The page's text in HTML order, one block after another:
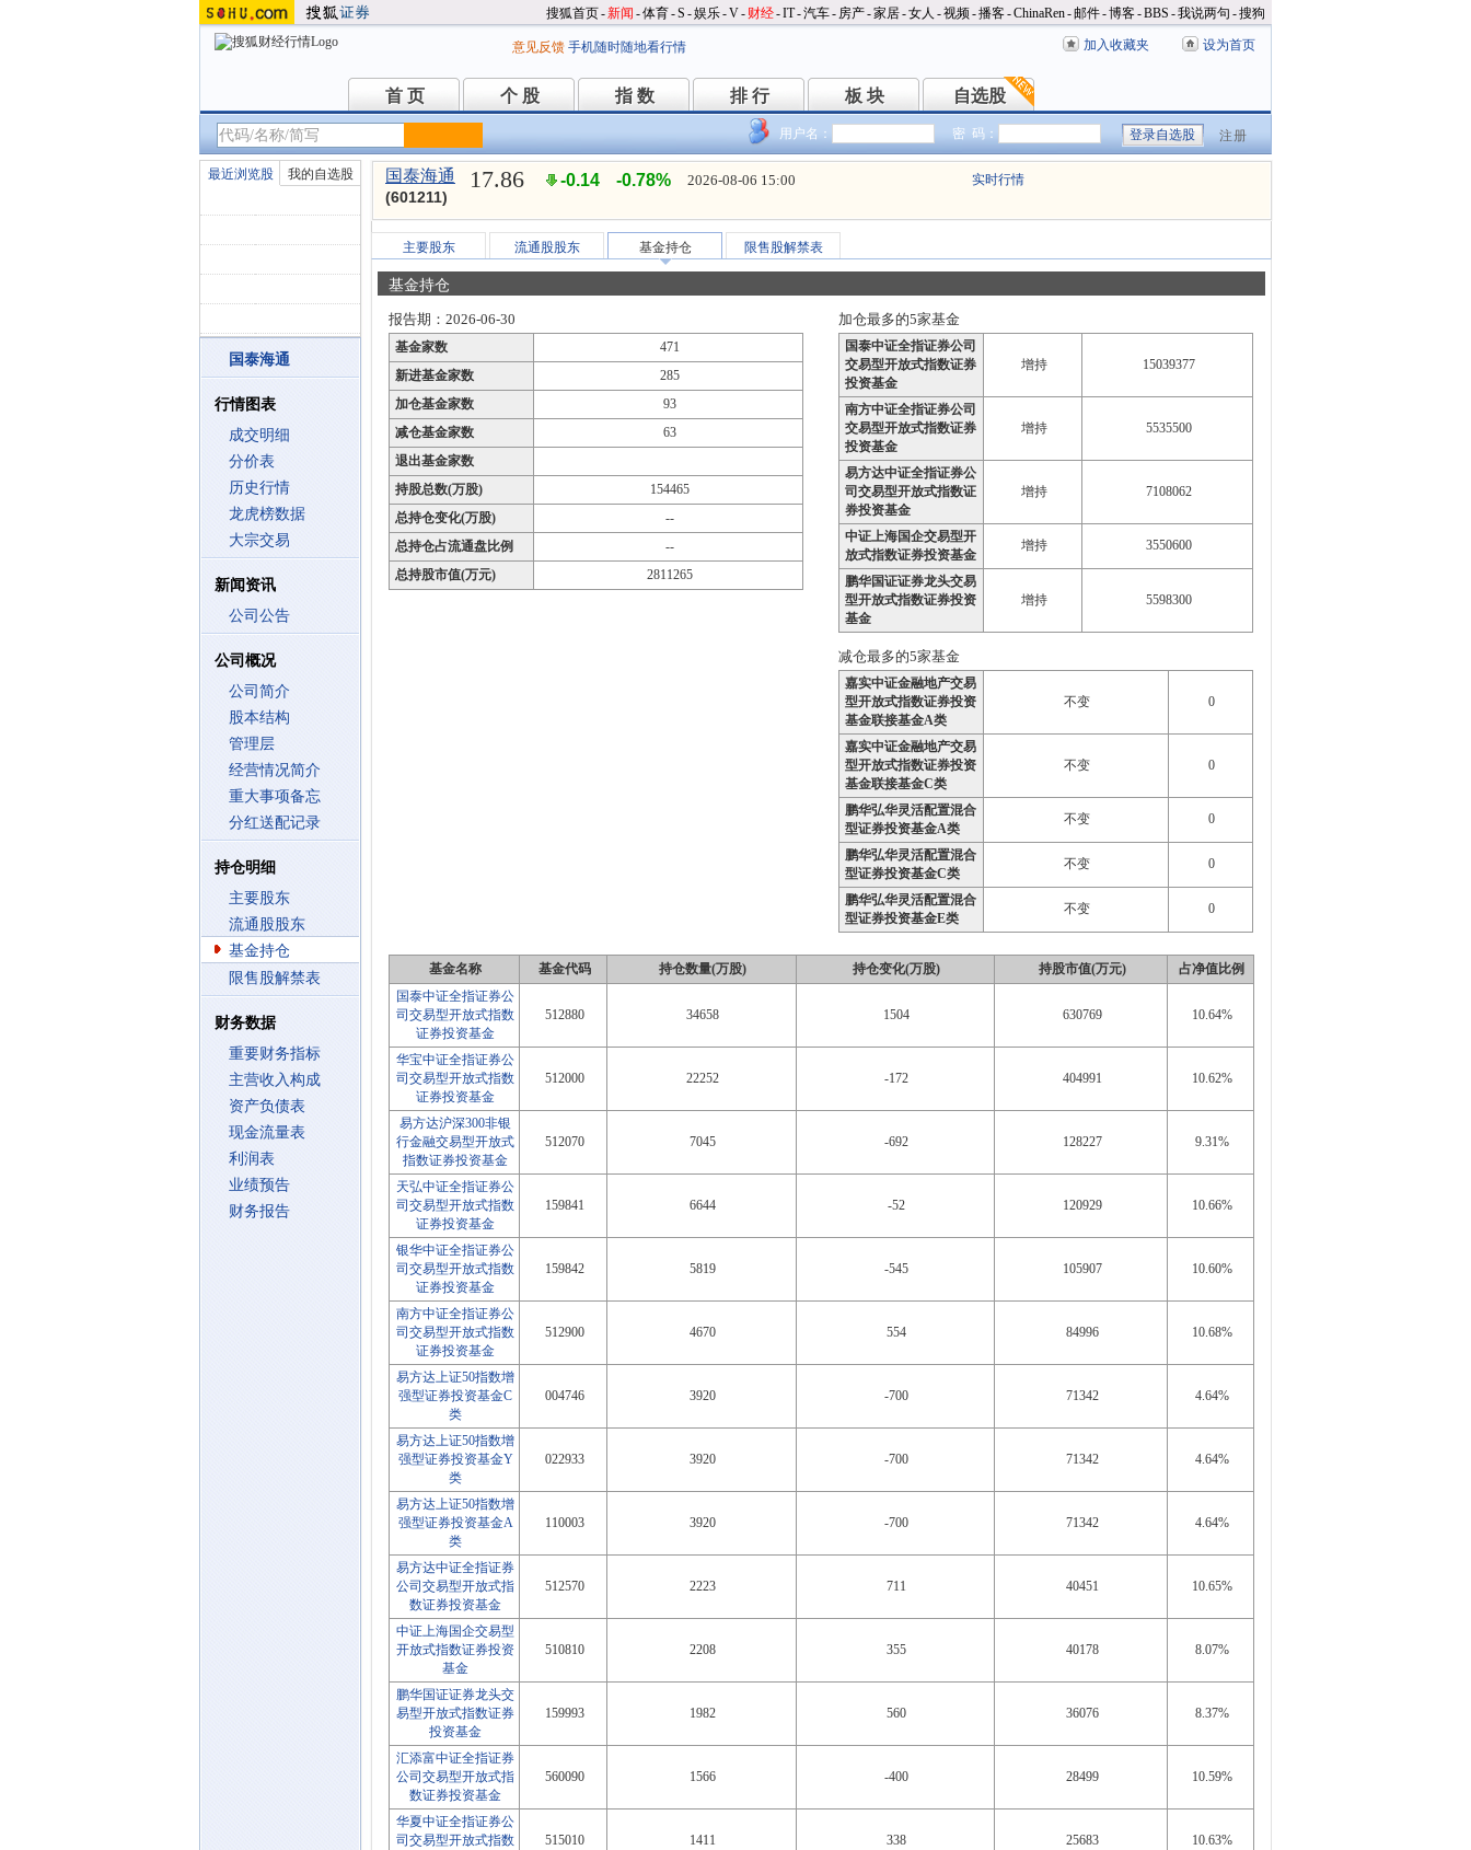
搜狐首页-新闻 -体育-S -娱乐-V- 财经-IT-汽车- 房产-家居-女人 -视频-播客-ChinaRen-邮件-博客-BBS -我说两句 -搜狗
意见反馈 手机随时随地看行情 加入收藏夹 设为首页
首 页
首 页 个 股
个 股 指 数
指 数 排 行
排 行 板 块
板 块 自选股
自选股
用户名： 密 码： 注册
最近浏览股 我的自选股
国泰海通
行情图表
成交明细
分价表
历史行情
龙虎榜数据
大宗交易
新闻资讯
公司公告
公司概况
公司简介
股本结构
管理层
经营情况简介
重大事项备忘
分红送配记录
持仓明细
主要股东
流通股股东
基金持仓
限售股解禁表
财务数据
重要财务指标
主营收入构成
资产负债表
现金流量表
利润表
业绩预告
财务报告
国泰海通
(601211)
17.86 -0.14 -0.78% 2026-08-06 15:00 实时行情
主要股东 流通股股东 基金持仓 限售股解禁表
基金持仓
报告期：2026-06-30
基金家数
471
新进基金家数
285
加仓基金家数
93
减仓基金家数
63
退出基金家数
持股总数(万股)
154465
总持仓变化(万股)
--
总持仓占流通盘比例
--
总持股市值(万元)
2811265
加仓最多的5家基金
国泰中证全指证券公司
交易型开放式指数证券
投资基金
增持 15039377
南方中证全指证券公司
交易型开放式指数证券
投资基金
增持 5535500
易方达中证全指证券公
司交易型开放式指数证
券投资基金
增持 7108062
中证上海国企交易型开
放式指数证券投资基金
增持 3550600
鹏华国证证券龙头交易
型开放式指数证券投资
基金
增持 5598300
减仓最多的5家基金
嘉实中证金融地产交易
型开放式指数证券投资
基金联接基金A类
不变 0
嘉实中证金融地产交易
型开放式指数证券投资
基金联接基金C类
不变 0
鹏华弘华灵活配置混合
型证券投资基金A类
不变 0
鹏华弘华灵活配置混合
型证券投资基金C类
不变 0
鹏华弘华灵活配置混合
型证券投资基金E类
不变 0
基金名称 基金代码 持仓数量(万股) 持仓变化(万股) 持股市值(万元)
占净值比例
国泰中证全指证券公
司交易型开放式指数
证券投资基金
512880 34658 1504 630769 10.64%
华宝中证全指证券公
司交易型开放式指数
证券投资基金
512000 22252 -172 404991 10.62%
易方达沪深300非银
行金融交易型开放式
指数证券投资基金
512070 7045 -692 128227 9.31%
天弘中证全指证券公
司交易型开放式指数
证券投资基金
159841 6644 -52 120929 10.66%
银华中证全指证券公
司交易型开放式指数
证券投资基金
159842 5819 -545 105907 10.60%
南方中证全指证券公
司交易型开放式指数
证券投资基金
512900 4670 554 84996 10.68%
易方达上证50指数增
强型证券投资基金C
类
004746 3920 -700 71342 4.64%
易方达上证50指数增
强型证券投资基金Y
类
022933 3920 -700 71342 4.64%
易方达上证50指数增
强型证券投资基金A
类
110003 3920 -700 71342 4.64%
易方达中证全指证券
公司交易型开放式指
数证券投资基金
512570 2223 711 40451 10.65%
中证上海国企交易型
开放式指数证券投资
基金
510810 2208 355 40178 8.07%
鹏华国证证券龙头交
易型开放式指数证券
投资基金
159993 1982 560 36076 8.37%
汇添富中证全指证券
公司交易型开放式指
数证券投资基金
560090 1566 -400 28499 10.59%
华夏中证全指证券公
司交易型开放式指数
515010 1411 338 25683 10.63%